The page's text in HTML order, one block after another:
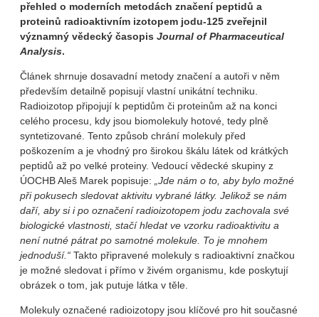
přehled o moderních metodách značení peptidů a
proteinů radioaktivním izotopem jodu-125 zveřejnil
významný vědecký časopis Journal of Pharmaceutical
Analysis.
Článek shrnuje dosavadní metody značení a autoři v něm
především detailně popisují vlastní unikátní techniku.
Radioizotop připojují k peptidům či proteinům až na konci
celého procesu, kdy jsou biomolekuly hotové, tedy plně
syntetizované. Tento způsob chrání molekuly před
poškozením a je vhodný pro širokou škálu látek od krátkých
peptidů až po velké proteiny. Vedoucí vědecké skupiny z
ÚOCHB Aleš Marek popisuje: „Jde nám o to, aby bylo možné
při pokusech sledovat aktivitu vybrané látky. Jelikož se nám
daří, aby si i po označení radioizotopem jodu zachovala své
biologické vlastnosti, stačí hledat ve vzorku radioaktivitu a
není nutné pátrat po samotné molekule. To je mnohem
jednoduší.“ Takto připravené molekuly s radioaktivní značkou
je možné sledovat i přímo v živém organismu, kde poskytují
obrázek o tom, jak putuje látka v těle.
Molekuly označené radioizotopy jsou klíčové pro hit současné